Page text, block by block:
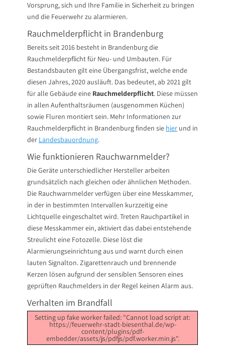
Vorsprung, sich und Ihre Familie in Sicherheit zu bringen
und die Feuerwehr zu alarmieren.
Rauchmelderpflicht in Brandenburg
Bereits seit 2016 besteht in Brandenburg die
Rauchmelderpflicht für Neu- und Umbauten. Für
Bestandsbauten gilt eine Übergangsfrist, welche ende
diesen Jahres, 2020 ausläuft. Das bedeutet, ab 2021 gilt
für alle Gebäude eine Rauchmelderpflicht. Diese müssen
in allen Aufenthaltsräumen (ausgenommen Küchen)
sowie Fluren montiert sein. Mehr Informationen zur
Rauchmelderpflicht in Brandenburg finden sie hier und in
der Landesbauordnung.
Wie funktionieren Rauchwarnmelder?
Die Geräte unterschiedlicher Hersteller arbeiten
grundsätzlich nach gleichen oder ähnlichen Methoden.
Die Rauchwarnmelder verfügen über eine Messkammer,
in der in bestimmten Intervallen kurzzeitig eine
Lichtquelle eingeschaltet wird. Treten Rauchpartikel in
diese Messkammer ein, aktiviert das dabei entstehende
Streulicht eine Fotozelle. Diese löst die
Alarmierungseinrichtung aus und warnt durch einen
lauten Signalton. Zigarettenrauch und brennende
Kerzen lösen aufgrund der sensiblen Sensoren eines
geprüften Rauchmelders in der Regel keinen Alarm aus.
Verhalten im Brandfall
Setting up fake worker failed: "Cannot load script at:
https://feuerwehr-stadt-biesenthal.de/wp-
content/plugins/pdf-
embedder/assets/js/pdfjs/pdf.worker.min.js".